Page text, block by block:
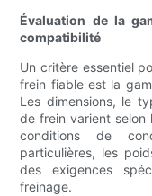
Évaluation de la
compatibilité
Un critère essentiel
frein fiable est la
Les dimensions, le
de frein varient selon
conditions de
particulières, les
des exigences
freinage.